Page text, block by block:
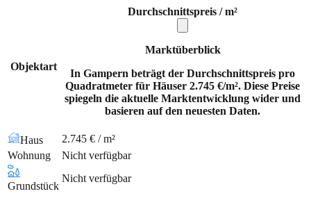
Objektart
Durchschnittspreis / m²
Marktüberblick
In Gampern beträgt der Durchschnittspreis pro
Quadratmeter für Häuser 2.745 €/m². Diese Preise
spiegeln die aktuelle Marktentwicklung wider und
basieren auf den neuesten Daten.
Haus
2.745 € / m²
Wohnung
Nicht verfügbar
Grundstück
Nicht verfügbar